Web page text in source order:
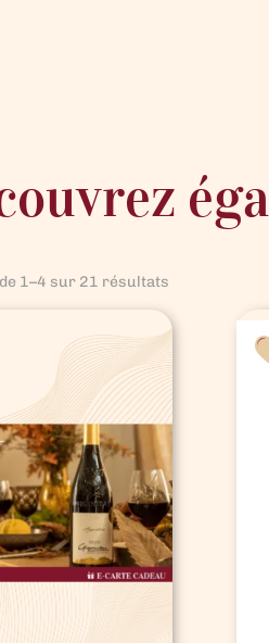
1–4 sur 21 résultats
prix
croissant